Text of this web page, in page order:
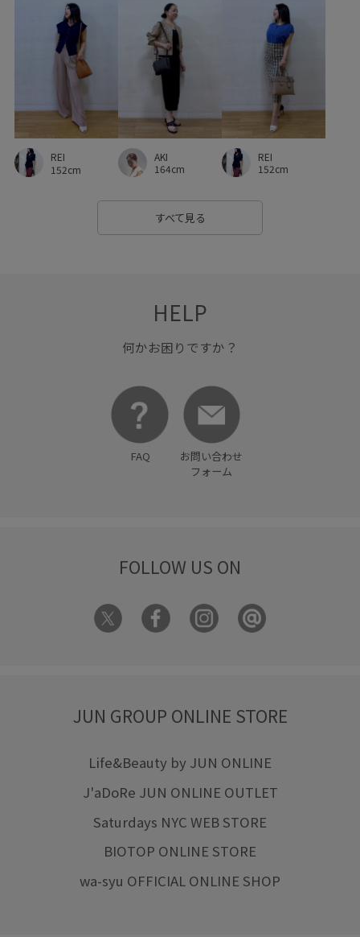
取り外し可能 取り外し可能なストラップ 型崩れしにくい
大人の女性 快適 機能的
秋冬 美シルエット
自宅で洗える 軽量性 通勤バッグ
金ボタン 長財布 高見え 麻
REI
152cm
AKI
164cm
REI
152cm
すべて見る
HELP
何かお困りですか？
FAQ
お問い合わせ
フォーム
FOLLOW US ON
JUN GROUP ONLINE STORE
Life&Beauty by JUN ONLINE
J'aDoRe JUN ONLINE OUTLET
Saturdays NYC WEB STORE
BIOTOP ONLINE STORE
wa-syu OFFICIAL ONLINE SHOP